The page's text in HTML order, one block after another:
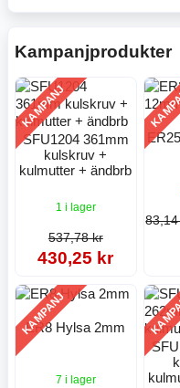
Kampanjprodukter
KAMPANJ
SFU1204 361mm
kulskruv +
kulmutter + ändbrb
1 i lager
537,78 kr
430,25 kr
KAMPANJ
ER8 Hylsa 2mm
7 i lager